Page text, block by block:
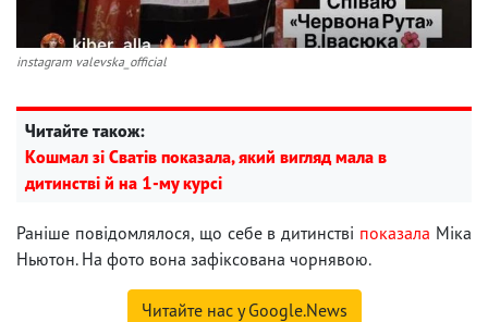
instagram valevska_official
Читайте також:
Кошмал зі Сватів показала, який вигляд мала в
дитинстві й на 1-му курсі
Раніше повідомлялося, що себе в дитинстві показала Міка
Ньютон. На фото вона зафіксована чорнявою.
Читайте нас у Google.News